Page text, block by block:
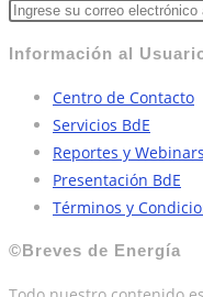
Información al
Centro de Contacto
Servicios BdE
Reportes y
Presentación BdE
Términos y
©Breves de Energía